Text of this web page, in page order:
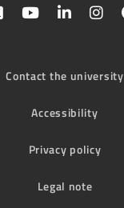
Contact the university
Accessibility
Privacy policy
Legal note